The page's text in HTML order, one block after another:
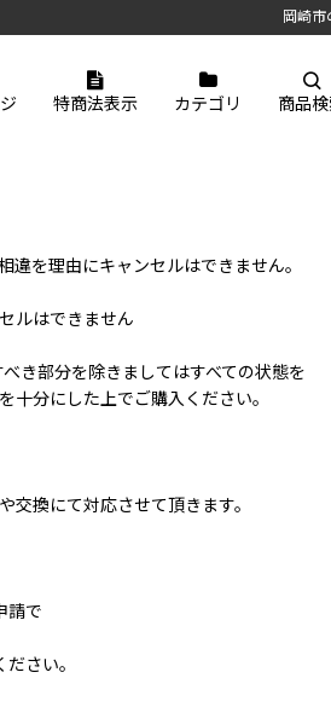
岡崎
特商法表示 カテゴリ 商品
違を理由にキャンセルはできません。
ルはできません
き部分を除きましてはすべての状態を
十分にした上でご購入ください。
交換にて対応させて頂きます。
請で
さい。